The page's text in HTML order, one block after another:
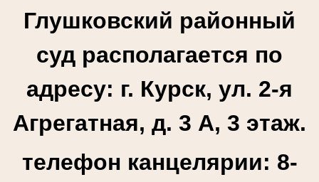
Глушковский районный
суд располагается по
адресу: г. Курск, ул. 2-я
Агрегатная, д. 3 А, 3 этаж.
телефон канцелярии: 8-